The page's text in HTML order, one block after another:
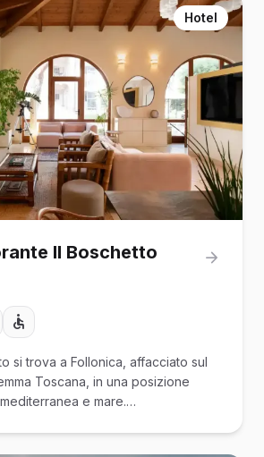
Hotel
Il Boschetto
si trova a Follonica, affacciato sul
Toscana, in una posizione
e mare.…